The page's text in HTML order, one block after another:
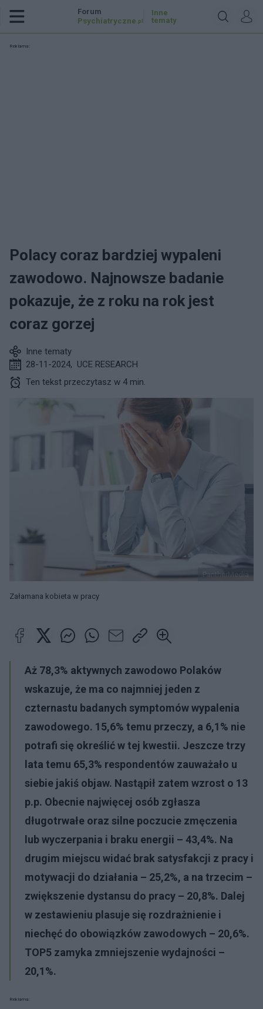
Forum
Psychiatryczne .pl
Inne
tematy
Reklama:
Polacy coraz bardziej wypaleni
zawodowo. Najnowsze badanie
pokazuje, że z roku na rok jest
coraz gorzej
Inne tematy
28-11-2024, UCE RESEARCH
Ten tekst przeczytasz w 4 min.
PantherMedia
Załamana kobieta w pracy
Aż 78,3% aktywnych zawodowo Polaków
wskazuje, że ma co najmniej jeden z
czternastu badanych symptomów wypalenia
zawodowego. 15,6% temu przeczy, a 6,1% nie
potrafi się określić w tej kwestii. Jeszcze trzy
lata temu 65,3% respondentów zauważało u
siebie jakiś objaw. Nastąpił zatem wzrost o 13
p.p. Obecnie najwięcej osób zgłasza
długotrwałe oraz silne poczucie zmęczenia
lub wyczerpania i braku energii – 43,4%. Na
drugim miejscu widać brak satysfakcji z pracy i
motywacji do działania – 25,2%, a na trzecim –
zwiększenie dystansu do pracy – 20,8%. Dalej
w zestawieniu plasuje się rozdrażnienie i
niechęć do obowiązków zawodowych – 20,6%.
TOP5 zamyka zmniejszenie wydajności –
20,1%.
Reklama: